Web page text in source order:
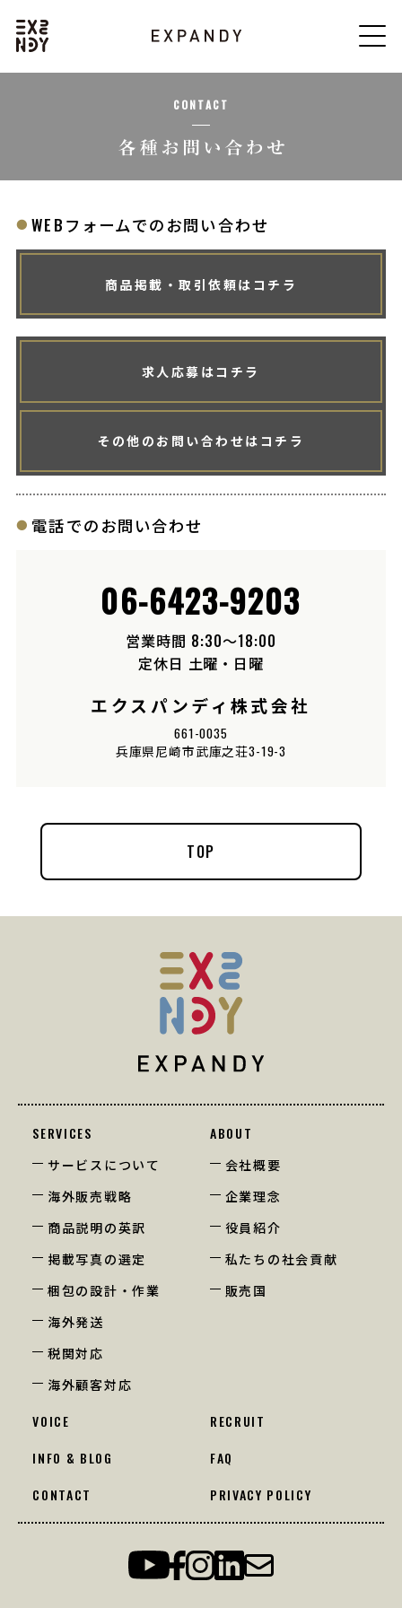
CONTACT
WEBフォームでのお問い合わせ
商品掲載・取引依頼はコチラ
求人応募はコチラ
その他のお問い合わせはコチラ
電話でのお問い合わせ
06-6423-9203
営業時間 8:30〜18:00
定休日 土曜・日曜
エクスパンディ株式会社
661-0035
兵庫県尼崎市武庫之荘3-19-3
TOP
SERVICES
サービスについて
海外販売戦略
商品説明の英訳
掲載写真の選定
梱包の設計・作業
海外発送
税関対応
海外顧客対応
ABOUT
会社概要
企業理念
役員紹介
私たちの社会貢献
販売国
VOICE
RECRUIT
INFO & BLOG
FAQ
CONTACT
PRIVACY POLICY